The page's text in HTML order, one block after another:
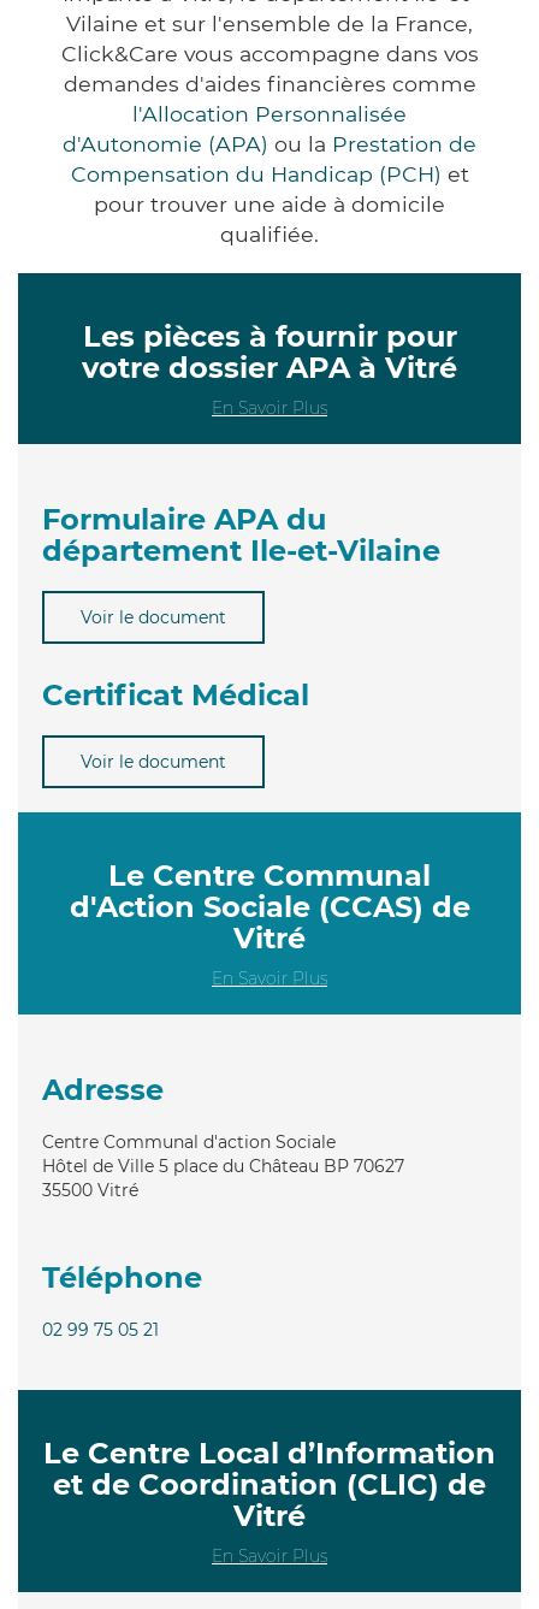
Vilaine et sur l'ensemble de la France,
Click&Care vous accompagne dans vos
demandes d'aides financières comme
l'Allocation Personnalisée
d'Autonomie (APA) ou la Prestation de
Compensation du Handicap (PCH) et
pour trouver une aide à domicile
qualifiée.
Les pièces à fournir pour
votre dossier APA à Vitré
En Savoir Plus
Formulaire APA du
département Ile-et-Vilaine
Voir le document
Certificat Médical
Voir le document
Le Centre Communal
d'Action Sociale (CCAS) de
Vitré
En Savoir Plus
Adresse
Centre Communal d'action Sociale
Hôtel de Ville 5 place du Château BP 70627
35500 Vitré
Téléphone
02 99 75 05 21
Le Centre Local d’Information
et de Coordination (CLIC) de
Vitré
En Savoir Plus